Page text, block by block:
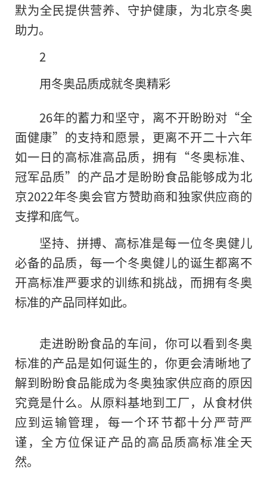
默为全民提供营养、守护健康，为北京冬奥
助力。
2
用冬奥品质成就冬奥精彩
26年的蓄力和坚守，离不开盼盼对“全
面健康”的支持和愿景，更离不开二十六年
如一日的高标准高品质，拥有“冬奥标准、
冠军品质”的产品才是盼盼食品能够成为北
京2022年冬奥会官方赞助商和独家供应商的
支撑和底气。
坚持、拼搏、高标准是每一位冬奥健儿
必备的品质，每一个冬奥健儿的诞生都离不
开高标准严要求的训练和挑战，而拥有冬奥
标准的产品同样如此。
走进盼盼食品的车间， 你可以看到冬奥
标准的产品是如何诞生的，你更会清晰地了
解到盼盼食品能成为冬奥独家供应商的原因
究竟是什么。从原料基地到工厂，从食材供
应到运输管理，每一个环节都十分严苛严
谨，全方位保证产品的高品质高标准全天
然。